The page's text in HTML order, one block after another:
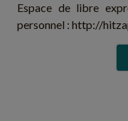
Espace de libre
personnel : http://